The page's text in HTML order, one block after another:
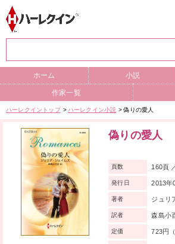
ホーム 小説
作家一覧
ハーレクイントップ ハーレクイン小説 偽りの愛人
偽りの愛人
頁数 160頁
発行日 2013年
著者 ジュリ
訳者 森島小
定価 723円